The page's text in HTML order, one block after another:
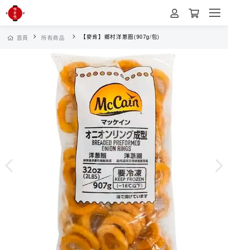
首頁 所有商品 【麥肯】鄉村洋蔥圈(907g/包)